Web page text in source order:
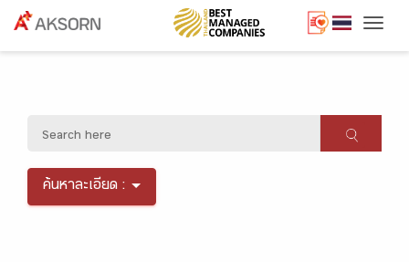
ค้นหาละเอียด :